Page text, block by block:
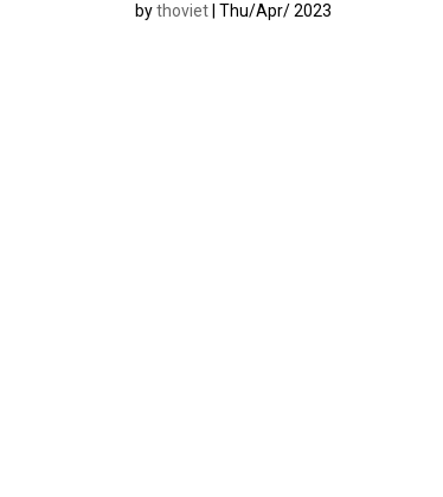
bythoviet Thu/Apr/ 2023